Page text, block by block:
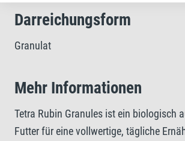
Darreichungsform
Granulat
Mehr Informationen
Tetra Rubin Granules ist ein biologisch
Futter für eine vollwertige, tägliche